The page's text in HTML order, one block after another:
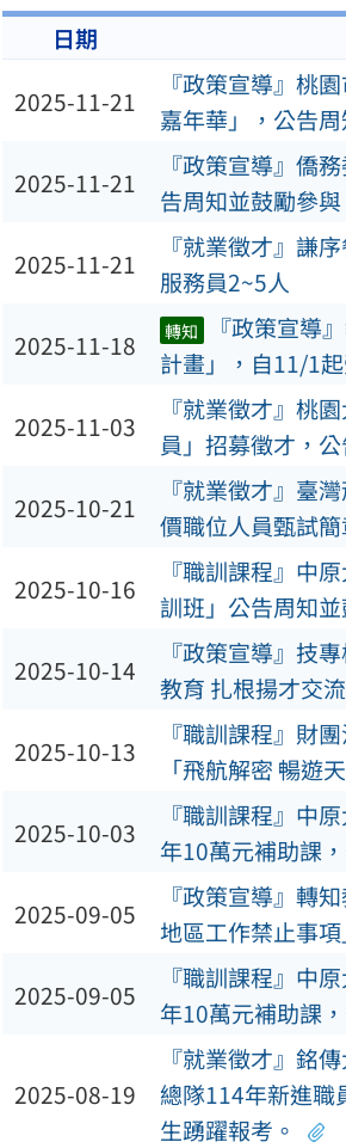
日期
2025-11-21
『政策宣導』桃
嘉年華」，公告
2025-11-21
『政策宣導』僑
告周知並鼓勵參與
2025-11-21
『就業徵才』謙
服務員2~5人
2025-11-18 轉知
『政策宣導
計畫」，自11/1
2025-11-03
『就業徵才』桃
員」招募徵才，
2025-10-21
『就業徵才』臺
價職位人員甄試
2025-10-16
『職訓課程』中
訓班」公告周知
2025-10-14
『政策宣導』技
教育 扎根揚才交
2025-10-13
『職訓課程』財
「飛航解密 暢遊
2025-10-03
『職訓課程』中
年10萬元補助課
2025-09-05
『政策宣導』轉
地區工作禁止事
2025-09-05
『職訓課程』中
年10萬元補助課
2025-08-19
『就業徵才』銘
總隊114年新進職
生踴躍報考。